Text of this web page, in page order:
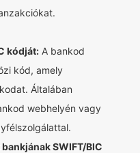
kódját: A bankod
kód, amely
Általában
webhelyén vagy
SWIFT/BIC